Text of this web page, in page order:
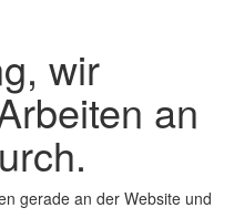
wir
an
gerade an der Website und